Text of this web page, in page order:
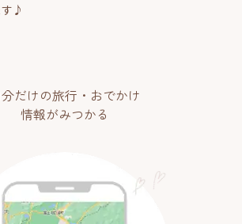
す♪
分だけの旅行・おでかけ
情報がみつかる